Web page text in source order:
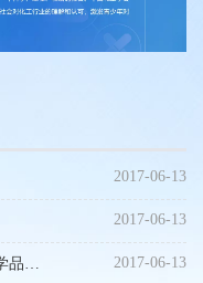
2017-06-13
2017-06-13
科普手册《从天津港爆炸说起 危险化学品面面观》 2017-06-13